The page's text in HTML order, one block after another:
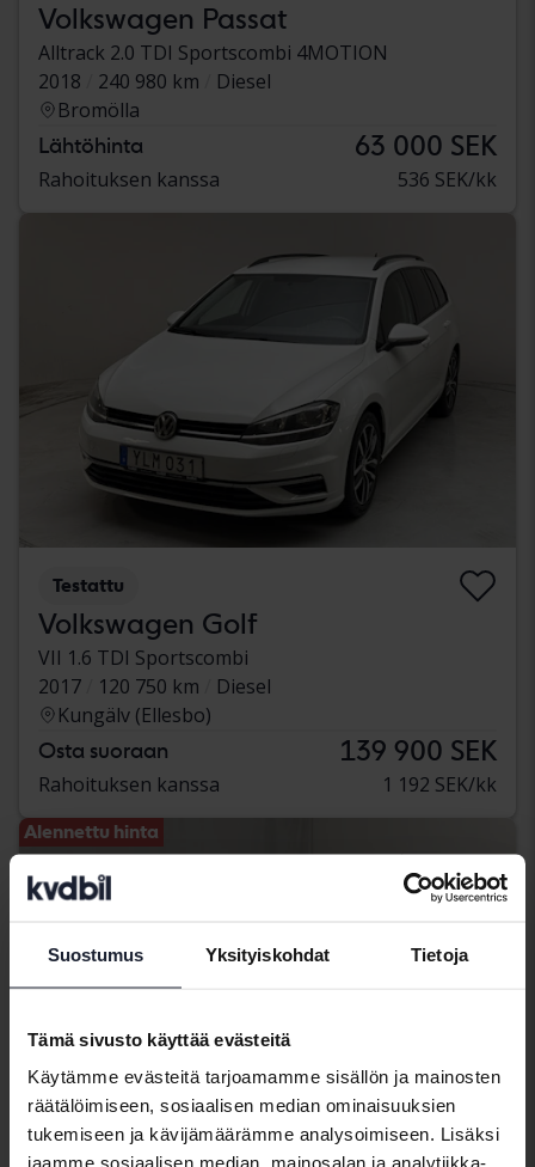
Suostumus Yksityiskohdat Tietoja
Tämä sivusto käyttää evästeitä
Käytämme evästeitä tarjoamamme sisällön ja mainosten
räätälöimiseen, sosiaalisen median ominaisuuksien
tukemiseen ja kävijämäärämme analysoimiseen. Lisäksi
jaamme sosiaalisen median, mainosalan ja analytiikka-
Volkswagen Passat
Alltrack 2.0 TDI Sportscombi 4MOTION
2018
240 980 km
Diesel
Bromölla
Lähtöhinta 63 000 SEK
Rahoituksen kanssa 536 SEK/kk
Testattu
Volkswagen Golf
VII 1.6 TDI Sportscombi
2017
120 750 km
Diesel
Kungälv (Ellesbo)
Osta suoraan 139 900 SEK
Rahoituksen kanssa 1 192 SEK/kk
Alennettu hinta